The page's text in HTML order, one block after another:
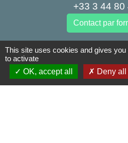
+33 3 44 80
Contact par
Oise mobilité
This site uses cookies and gives
to activate
OK, accept all
Deny